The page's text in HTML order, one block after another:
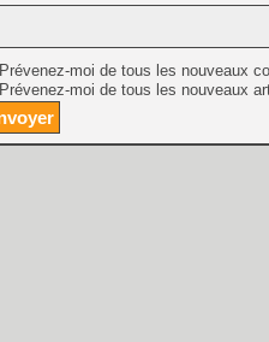
Prévenez-moi de tous les nouveaux
Prévenez-moi de tous les nouveaux